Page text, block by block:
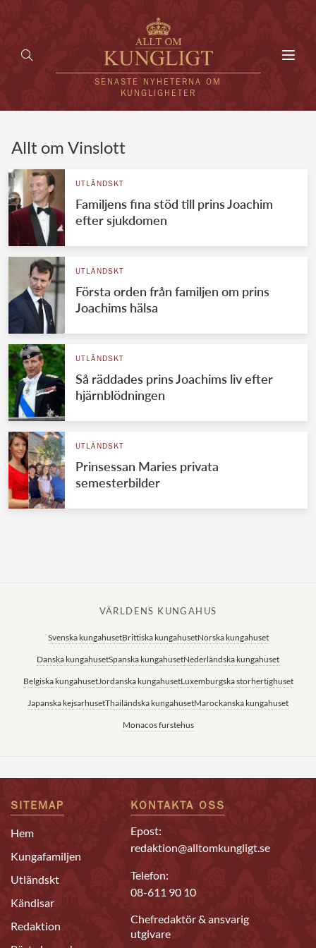
SENASTE NYHETERNA OM
KUNGLIGHETER
UTLÄNDSKT
VÄRLDENS KUNGAHUS
Svenska kungahuset
Brittiska kungahuset
Danska kungahuset
Spanska kungahuset
Jordanska kungahuset
Luxemburgska storhertighuset
Japanska kejsarhuset
REDAKTION
Allt om Vinslott
UTLÄNDSKT
Familjens fina stöd till prins Joachim
efter sjukdomen
UTLÄNDSKT
Första orden från familjen om prins
Joachims hälsa
UTLÄNDSKT
Så räddades prins Joachims liv efter
hjärnblödningen
UTLÄNDSKT
Prinsessan Maries privata
semesterbilder
VÄRLDENS KUNGAHUS
Svenska kungahusetBrittiska kungahusetNorska kungahuset
Danska kungahusetSpanska kungahusetNederländska kungahuset
Belgiska kungahusetJordanska kungahusetLuxemburgska storhertighuset
Japanska kejsarhusetThailändska kungahusetMarockanska kungahuset
Monacos furstehus
SITEMAP
Hem
Kungafamiljen
Utländskt
Kändisar
Redaktion
KONTAKTA OSS
Epost:
redaktion@alltomkungligt.se
Telefon:
08-611 90 10
Chefredaktör & ansvarig
utgivare